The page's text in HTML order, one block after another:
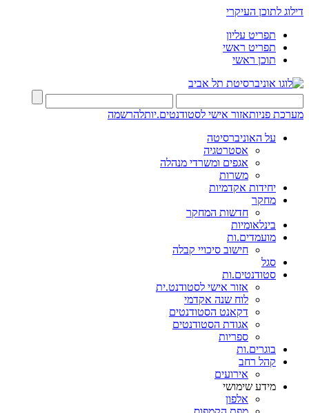
דילוג לתוכן העיקרי
תפריט עליון
תפריט ראשי
תוכן ראשי
מערכת פניותאזור אישי לסטודנטים.יותלהרשמה
על האוניברסיטה
אסטרטגיה
אגפים ומשרדי מנהלה
משרות
יחידות אקדמיות
מחקר
חדשות המחקר
בינלאומיות
מועמדים.ות
חישוב סיכויי קבלה
סגל
סטודנטים.ות
אזור אישי לסטודנט.ית
לוח שנה אקדמי
דקאנט הסטודנטים
אגודת הסטודנטים
ספריות
בוגרים.ות
קהל רחב
אירועים
מידע שימושי
אלפון